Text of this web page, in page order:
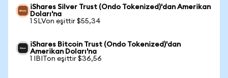
iShares Silver Trust (Ondo Tokenized)'dan Amerikan
Doları'na
1 SLVon eşittir $55,34
iShares Bitcoin Trust (Ondo Tokenized)'dan
Amerikan Doları'na
1 IBITon eşittir $36,56